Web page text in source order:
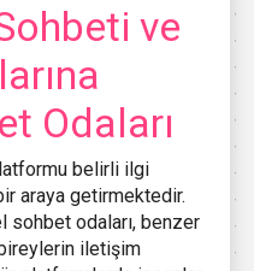
ve
Odaları
belirli ilgi
araya getirmektedir.
sohbet odaları, benzer
iletişim